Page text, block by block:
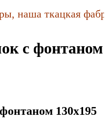
наша ткацкая
с фонтаном
130x195